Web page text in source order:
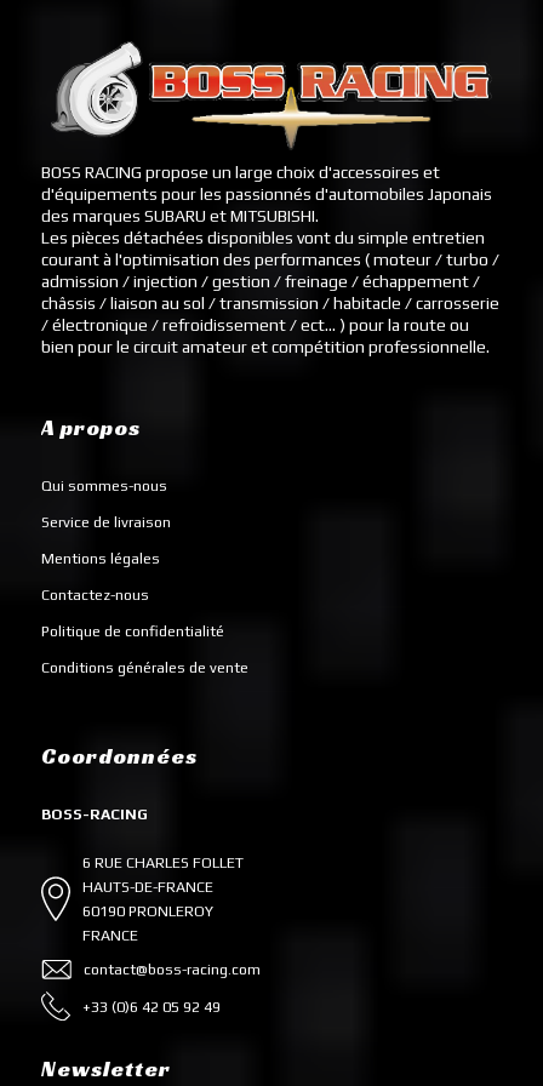
BOSS RACING propose un large choix d'accessoires et
d'équipements pour les passionnés d'automobiles Japonais
des marques SUBARU et MITSUBISHI.
Les pièces détachées disponibles vont du simple entretien
courant à l'optimisation des performances ( moteur / turbo /
admission / injection / gestion / freinage / échappement /
châssis / liaison au sol / transmission / habitacle / carrosserie
/ électronique / refroidissement / ect... ) pour la route ou
bien pour le circuit amateur et compétition professionnelle.
A propos
Qui sommes-nous
Service de livraison
Mentions légales
Contactez-nous
Politique de confidentialité
Conditions générales de vente
Coordonnées
BOSS-RACING
6 RUE CHARLES FOLLET
HAUTS-DE-FRANCE
60190 PRONLEROY
FRANCE
contact@boss-racing.com
+33 (0)6 42 05 92 49
Newsletter